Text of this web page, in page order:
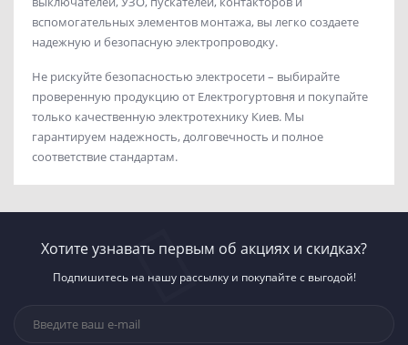
вспомогательных элементов монтажа, вы легко создаете
надежную и безопасную электропроводку.
Не рискуйте безопасностью электросети – выбирайте
проверенную продукцию от Електрогуртовня и покупайте
только качественную электротехнику Киев. Мы
гарантируем надежность, долговечность и полное
соответствие стандартам.
Хотите узнавать первым об акциях и скидках?
Подпишитесь на нашу рассылку и покупайте с выгодой!